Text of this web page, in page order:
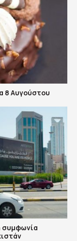
8 Αυγούστου
συμφωνία